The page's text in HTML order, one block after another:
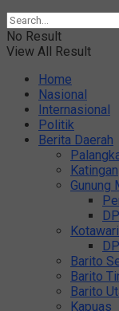
No Result
View All Result
Home
Nasional
Internasional
Politik
Berita Daerah
Katingan
Gunung
Barito
Barito
Barito
Kapuas